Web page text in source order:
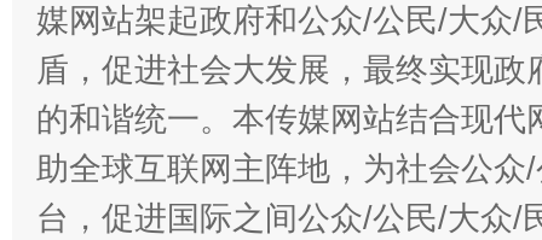
媒网站架起政府和公众/公民/大众/
盾，促进社会大发展，最终实现
的和谐统一。本传媒网站结合现
助全球互联网主阵地，为社会公
台，促进国际之间公众/公民/大众/